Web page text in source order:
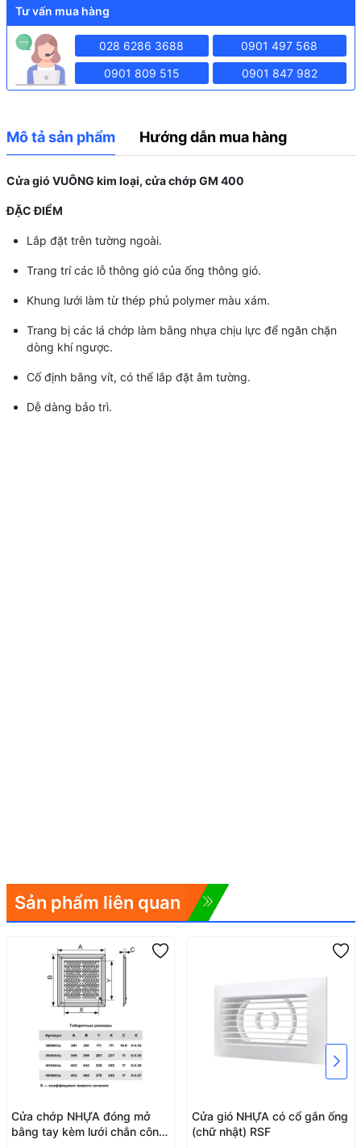
Tư vấn mua hàng
028 6286 3688 0901 497 568
0901 809 515 0901 847 982
Mô tả sản phẩm Hướng dẫn mua hàng
Cửa gió VUÔNG kim loại, cửa chớp GM 400
ĐẶC ĐIỂM
Lắp đặt trên tường ngoài.
Trang trí các lỗ thông gió của ống thông gió.
Khung lưới làm từ thép phủ polymer màu xám.
Trang bị các lá chớp làm bằng nhựa chịu lực để ngăn chặn
dòng khí ngược.
Cố định bằng vít, có thể lắp đặt âm tường.
Dễ dàng bảo trì.
Sản phẩm liên quan
Cửa chớp NHỰA đóng mở
bằng tay kèm lưới chắn côn
Cửa gió NHỰA có cổ gắn ống
(chữ nhật) RSF